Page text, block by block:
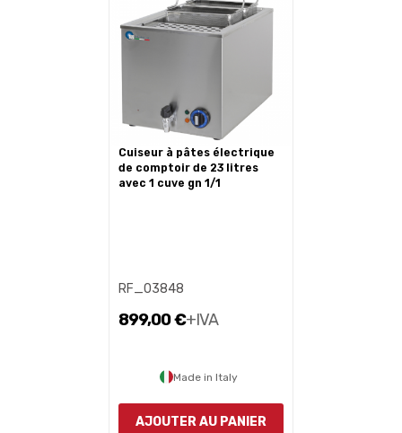
cuiseur à pâtes électrique
de comptoir de 23 litres
avec 1 cuve gn 1/1
RF_03848
899,00 €+IVA
Made in Italy
AJOUTER AU PANIER